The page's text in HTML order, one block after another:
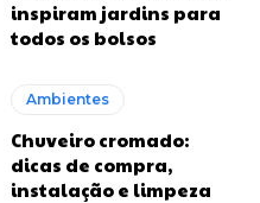
inspiram jardins para
todos os bolsos
Ambientes
Chuveiro cromado:
dicas de compra,
instalação e limpeza